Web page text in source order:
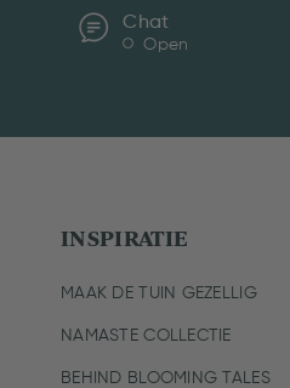
Chat
Open
INSPIRATIE
MAAK DE TUIN GEZELLIG
NAMASTE COLLECTIE
BEHIND BLOOMING TALES